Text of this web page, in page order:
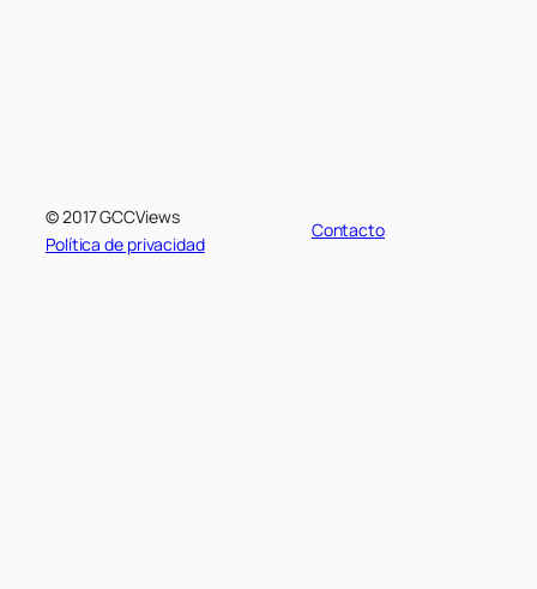
© 2017 GCCViews
Política de privacidad
Contacto